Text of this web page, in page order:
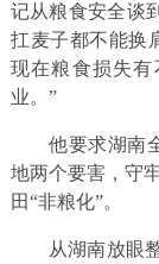
记从粮食安全谈
扛麦子都不能换
现在粮食损失
业。”
他要求湖南
地两个要害，守
田“非粮化”。
从湖南放眼